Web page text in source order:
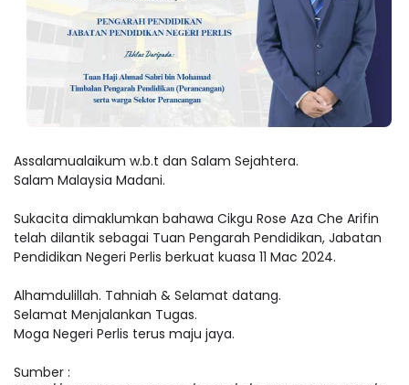
Assalamualaikum w.b.t dan Salam Sejahtera.
Salam Malaysia Madani.
Sukacita dimaklumkan bahawa Cikgu Rose Aza Che Arifin
telah dilantik sebagai Tuan Pengarah Pendidikan, Jabatan
Pendidikan Negeri Perlis berkuat kuasa 11 Mac 2024.
Alhamdulillah. Tahniah & Selamat datang.
Selamat Menjalankan Tugas.
Moga Negeri Perlis terus maju jaya.
Sumber :